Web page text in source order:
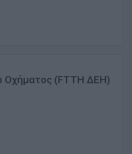
Οχήματος (FTTH ΔΕΗ)